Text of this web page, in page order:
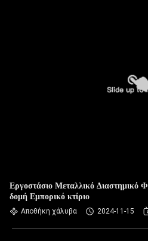
Εργοστάσιο Μεταλλικό Διαστημικό
δομή Εμπορικό κτίριο
Αποθήκη χάλυβα 2024-11-15